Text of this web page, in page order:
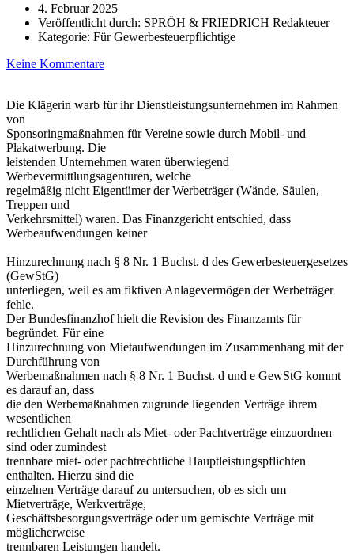
4. Februar 2025
Veröffentlicht durch: SPRÖH & FRIEDRICH Redakteuer
Kategorie: Für Gewerbesteuerpflichtige
Keine Kommentare
Die Klägerin warb für ihr Dienstleistungsunternehmen im Rahmen
von
Sponsoringmaßnahmen für Vereine sowie durch Mobil- und
Plakatwerbung. Die
leistenden Unternehmen waren überwiegend
Werbevermittlungsagenturen, welche
regelmäßig nicht Eigentümer der Werbeträger (Wände, Säulen,
Treppen und
Verkehrsmittel) waren. Das Finanzgericht entschied, dass
Werbeaufwendungen keiner
Hinzurechnung nach § 8 Nr. 1 Buchst. d des Gewerbesteuergesetzes
(GewStG)
unterliegen, weil es am fiktiven Anlagevermögen der Werbeträger
fehle.
Der Bundesfinanzhof hielt die Revision des Finanzamts für
begründet. Für eine
Hinzurechnung von Mietaufwendungen im Zusammenhang mit der
Durchführung von
Werbemaßnahmen nach § 8 Nr. 1 Buchst. d und e GewStG kommt
es darauf an, dass
die den Werbemaßnahmen zugrunde liegenden Verträge ihrem
wesentlichen
rechtlichen Gehalt nach als Miet- oder Pachtverträge einzuordnen
sind oder zumindest
trennbare miet- oder pachtrechtliche Hauptleistungspflichten
enthalten. Hierzu sind die
einzelnen Verträge darauf zu untersuchen, ob es sich um
Mietverträge, Werkverträge,
Geschäftsbesorgungsverträge oder um gemischte Verträge mit
möglicherweise
trennbaren Leistungen handelt.